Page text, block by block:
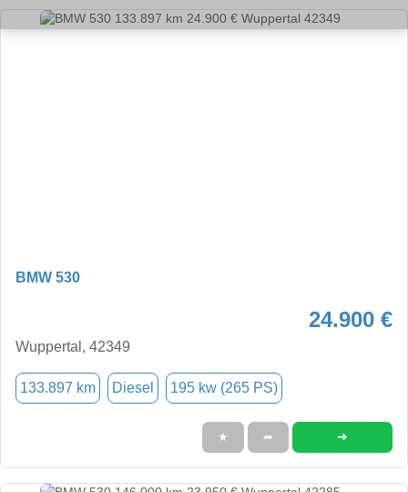
BMW 530
24.900 €
Wuppertal, 42349
133.897 km Diesel 195 kw (265 PS)
★ ➦ ➜